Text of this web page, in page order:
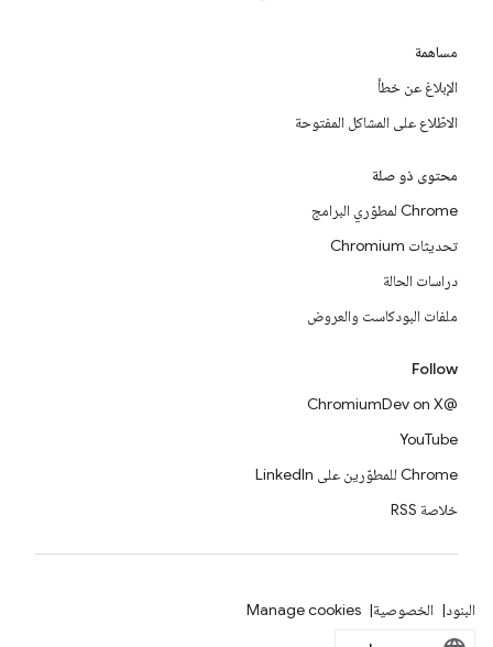
مساهمة
الإبلاغ عن خطأ
الاطّلاع على المشاكل المفتوحة
محتوى ذو صلة
Chrome لمطوّري البرامج
تحديثات Chromium
دراسات الحالة
ملفات البودكاست والعروض
Follow
@ChromiumDev on X
YouTube
Chrome للمطوّرين على LinkedIn
خلاصة RSS
البنود الخصوصية Manage cookies